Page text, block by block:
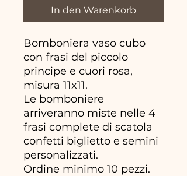
In den Warenkorb
Bomboniera vaso cubo
con frasi del piccolo
principe e cuori rosa,
misura 11x11.
Le bomboniere
arriveranno miste nelle 4
frasi complete di scatola
confetti biglietto e semini
personalizzati.
Ordine minimo 10 pezzi.